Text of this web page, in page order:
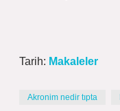
Tarih: Makaleler
Akronim nedir tıpta